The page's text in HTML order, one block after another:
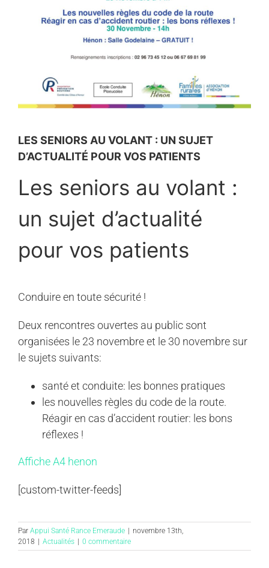
LES SENIORS AU VOLANT : UN SUJET
D’ACTUALITÉ POUR VOS PATIENTS
Les seniors au volant :
un sujet d’actualité
pour vos patients
Conduire en toute sécurité !
Deux rencontres ouvertes au public sont
organisées le 23 novembre et le 30 novembre sur
le sujets suivants:
santé et conduite: les bonnes pratiques
les nouvelles règles du code de la route.
Réagir en cas d’accident routier: les bons
réflexes !
Affiche A4 henon
[custom-twitter-feeds]
Par Appui Santé Rance Emeraude
novembre 13th,
2018
Actualités 0 commentaire